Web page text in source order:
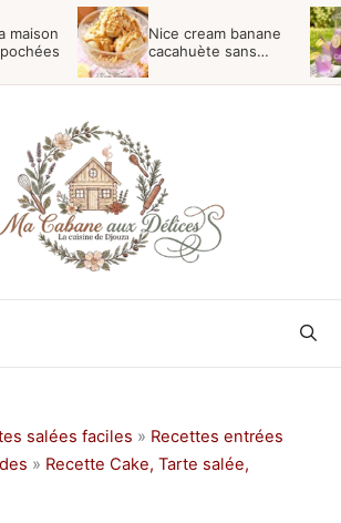
maison
Nice cream banane
cacahuète sans
salées faciles » Recettes entrées
» Recette Cake, Tarte salée,